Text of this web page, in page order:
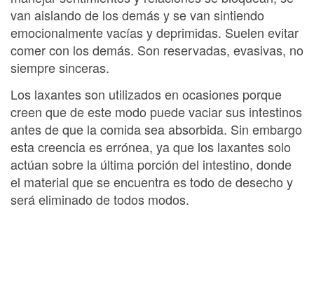
van aislando de los demás y se van sintiendo
emocionalmente vacías y deprimidas. Suelen evitar
comer con los demás. Son reservadas, evasivas, no
siempre sinceras.
Los laxantes son utilizados en ocasiones porque
creen que de este modo puede vaciar sus intestinos
antes de que la comida sea absorbida. Sin embargo
esta creencia es errónea, ya que los laxantes solo
actúan sobre la última porción del intestino, donde
el material que se encuentra es todo de desecho y
será eliminado de todos modos.